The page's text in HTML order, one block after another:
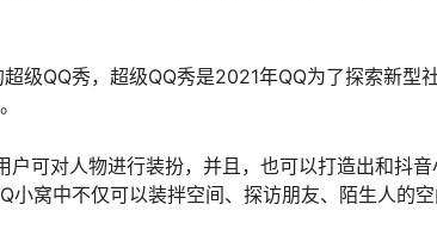
级QQ秀，超级QQ秀是2021年QQ为了探索新型
可对人物进行装扮，并且，也可以打造出和抖
窝中不仅可以装拌空间、探访朋友、陌生人的